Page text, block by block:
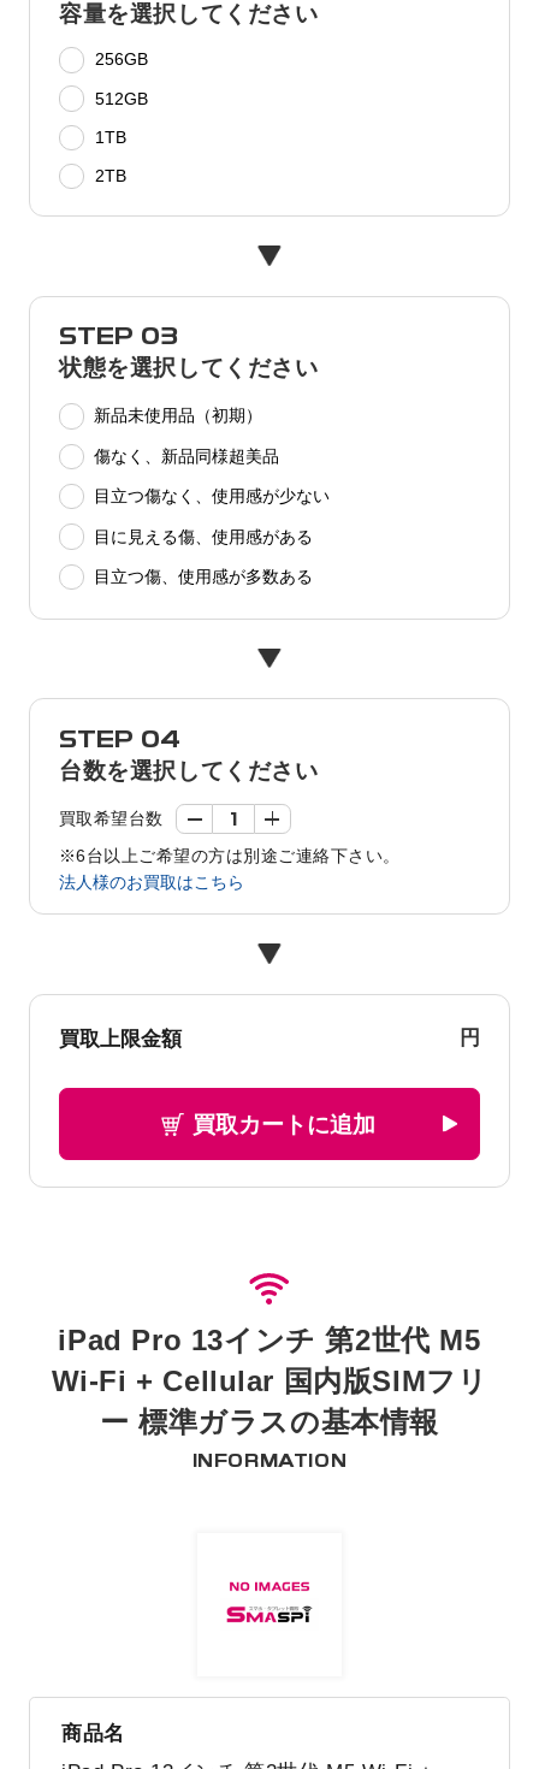
容量を選択してください
256GB
512GB
1TB
2TB
STEP 03
状態を選択してください
新品未使用品（初期）
傷なく、新品同様超美品
目立つ傷なく、使用感が少ない
目に見える傷、使用感がある
目立つ傷、使用感が多数ある
STEP 04
台数を選択してください
買取希望台数
※6台以上ご希望の方は別途ご連絡下さい。
法人様のお買取はこちら
買取上限金額 円
買取カートに追加
iPad Pro 13インチ 第2世代 M5
Wi-Fi + Cellular 国内版SIMフリ
ー 標準ガラスの基本情報
INFORMATION
商品名